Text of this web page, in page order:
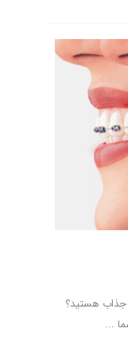
جذاب هستید؟
...